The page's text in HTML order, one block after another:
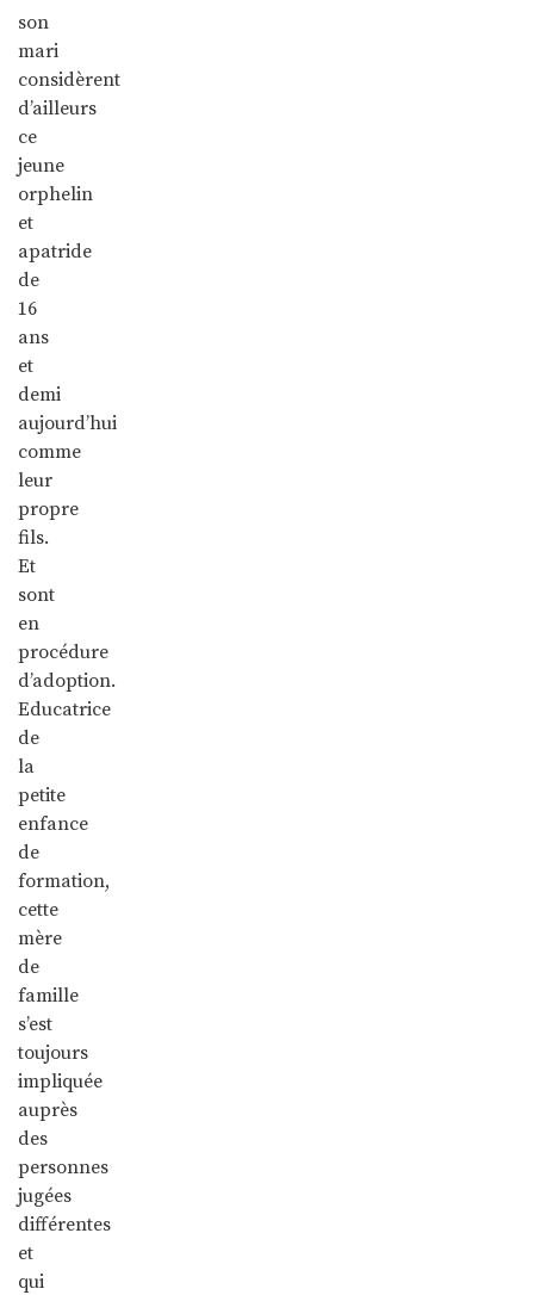
son
mari
considèrent
d’ailleurs
ce
jeune
orphelin
et
apatride
de
16
ans
et
demi
aujourd’hui
comme
leur
propre
fils.
Et
sont
en
procédure
d’adoption.
Educatrice
de
la
petite
enfance
de
formation,
cette
mère
de
famille
s’est
toujours
impliquée
auprès
des
personnes
jugées
différentes
et
qui